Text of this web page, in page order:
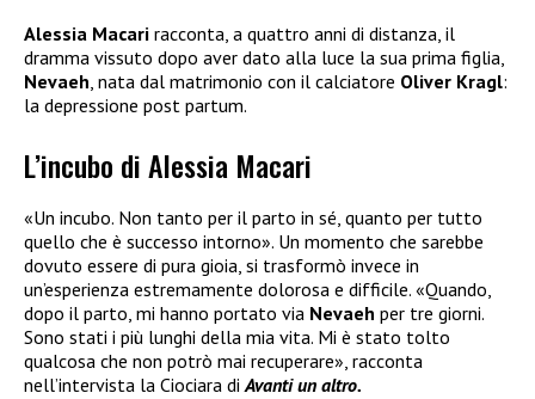
Alessia Macari racconta, a quattro anni di distanza, il
dramma vissuto dopo aver dato alla luce la sua prima figlia,
Nevaeh , nata dal matrimonio con il calciatore Oliver Kragl:
la depressione post partum.
L’incubo di Alessia Macari
«Un incubo. Non tanto per il parto in sé, quanto per tutto
quello che è successo intorno». Un momento che sarebbe
dovuto essere di pura gioia, si trasformò invece in
un’esperienza estremamente dolorosa e difficile. «Quando,
dopo il parto, mi hanno portato via Nevaeh per tre giorni.
Sono stati i più lunghi della mia vita. Mi è stato tolto
qualcosa che non potrò mai recuperare», racconta
nell’intervista la Ciociara diAvanti un altro.